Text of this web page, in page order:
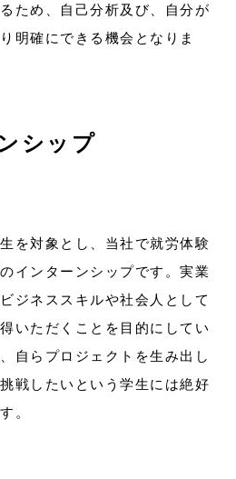
ため、自己分析及び、自分が
明確にできる機会となりま
シップ
を対象とし、当社で就労体験
インターンシップです。実業
ジネススキルや社会人として
いただくことを目的にしてい
自らプロジェクトを生み出し
戦したいという学生には絶好
。